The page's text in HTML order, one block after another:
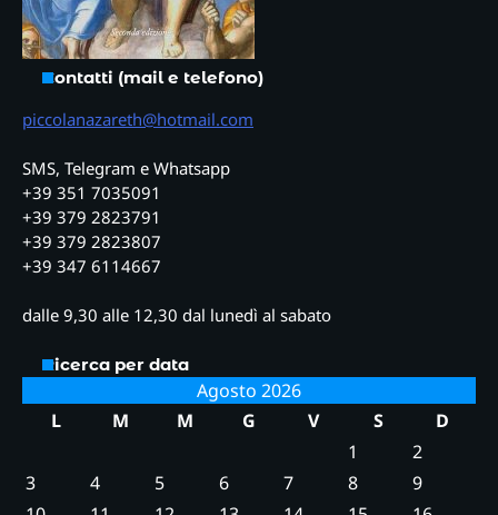
Contatti (mail e telefono)
piccolanazareth@hotmail.com
SMS, Telegram e Whatsapp
+39 351 7035091
+39 379 2823791
+39 379 2823807
+39 347 6114667
dalle 9,30 alle 12,30 dal lunedì al sabato
Ricerca per data
Agosto 2026
L
M M G V S
D
1
2
3
4 5 6 7 8
9